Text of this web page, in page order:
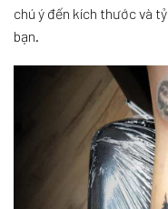
chú ý đến kích thước và
bạn.